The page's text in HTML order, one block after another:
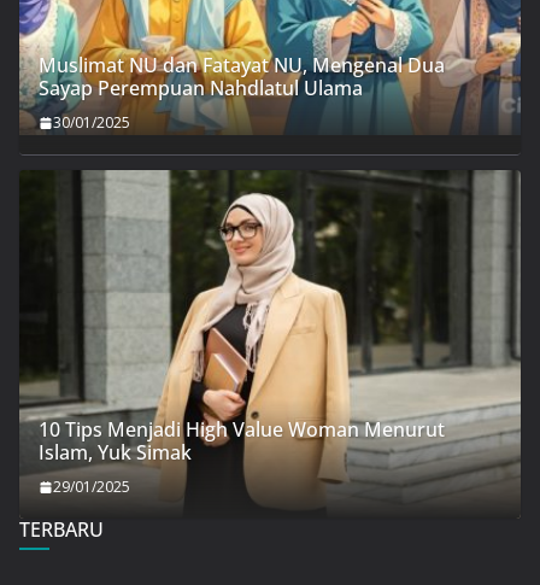
Muslimat NU dan Fatayat NU, Mengenal Dua
Sayap Perempuan Nahdlatul Ulama
30/01/2025
10 Tips Menjadi High Value Woman Menurut
Islam, Yuk Simak
29/01/2025
TERBARU